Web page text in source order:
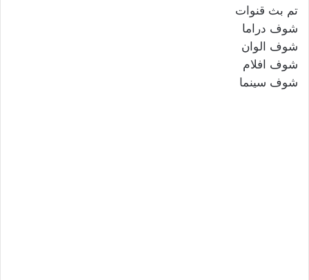
تم بث قنوات
شوف دراما
شوف الوان
شوف افلام
شوف سينما